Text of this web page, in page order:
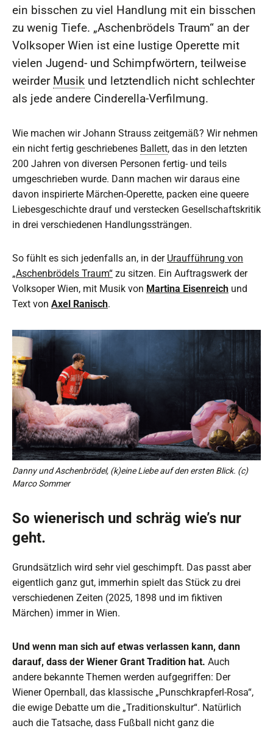
ein bisschen zu viel Handlung mit ein bisschen
zu wenig Tiefe. „Aschenbrödels Traum“ an der
Volksoper Wien ist eine lustige Operette mit
vielen Jugend- und Schimpfwörtern, teilweise
weirder Musik und letztendlich nicht schlechter
als jede andere Cinderella-Verfilmung.
Wie machen wir Johann Strauss zeitgemäß? Wir nehmen
ein nicht fertig geschriebenes Ballett, das in den letzten
200 Jahren von diversen Personen fertig- und teils
umgeschrieben wurde. Dann machen wir daraus eine
davon inspirierte Märchen-Operette, packen eine queere
Liebesgeschichte drauf und verstecken Gesellschaftskritik
in drei verschiedenen Handlungssträngen.
So fühlt es sich jedenfalls an, in der Uraufführung von
„Aschenbrödels Traum“ zu sitzen. Ein Auftragswerk der
Volksoper Wien, mit Musik von Martina Eisenreich und
Text von Axel Ranisch.
Danny und Aschenbrödel, (k)eine Liebe auf den ersten Blick. (c)
Marco Sommer
So wienerisch und schräg wie’s nur
geht.
Grundsätzlich wird sehr viel geschimpft. Das passt aber
eigentlich ganz gut, immerhin spielt das Stück zu drei
verschiedenen Zeiten (2025, 1898 und im fiktiven
Märchen) immer in Wien.
Und wenn man sich auf etwas verlassen kann, dann
darauf, dass der Wiener Grant Tradition hat. Auch
andere bekannte Themen werden aufgegriffen: Der
Wiener Opernball, das klassische „Punschkrapferl-Rosa“,
die ewige Debatte um die „Traditionskultur“. Natürlich
auch die Tatsache, dass Fußball nicht ganz die